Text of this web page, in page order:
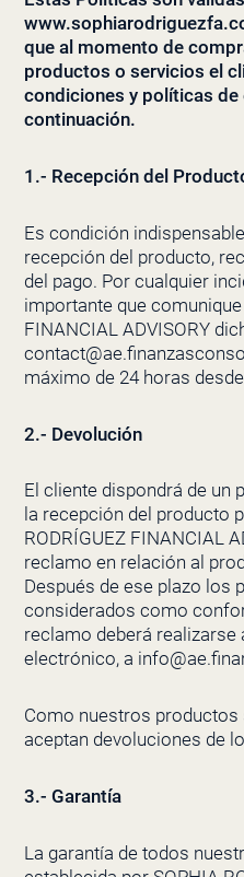
www.sophiarodriguezfa
que al momento de
productos o servicios el
condiciones y políticas
continuación.
1.- Recepción del
Es condición
recepción del producto,
del pago. Por cualquier
importante que comunique
FINANCIAL ADVISORY
máximo de 24 horas
2.- Devolución
El cliente dispondrá de un
la recepción del producto
RODRÍGUEZ FINANCIAL
reclamo en relación al
Después de ese plazo los
considerados como
reclamo deberá realizarse
electrónico, a
Como nuestros productos
aceptan devoluciones de
3.- Garantía
La garantía de todos